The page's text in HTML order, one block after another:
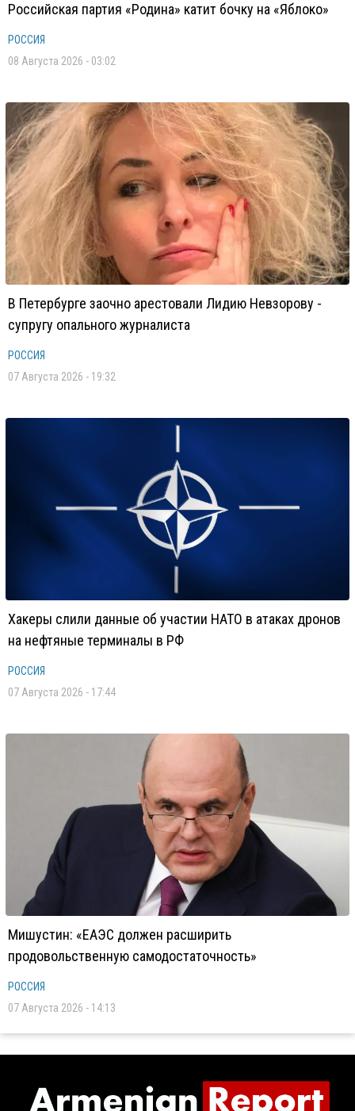
Российская партия «Родина» катит бочку на «Яблоко»
РОССИЯ
08 Августа 2026 - 03:02
В Петербурге заочно арестовали Лидию Невзорову -
супругу опального журналиста
РОССИЯ
07 Августа 2026 - 19:32
Хакеры слили данные об участии НАТО в атаках дронов
на нефтяные терминалы в РФ
РОССИЯ
07 Августа 2026 - 17:44
Мишустин: «ЕАЭС должен расширить
продовольственную самодостаточность»
РОССИЯ
07 Августа 2026 - 14:13